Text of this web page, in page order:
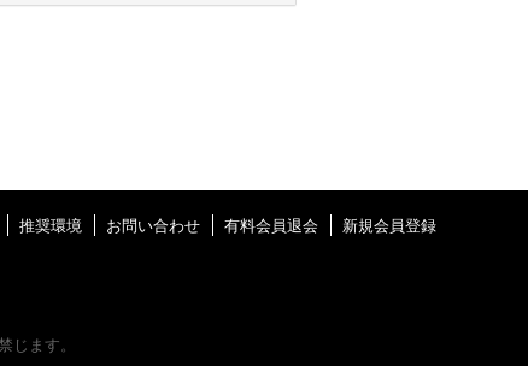
推奨環境 お問い合わせ 有料会員退会 新規会員登録
ます。